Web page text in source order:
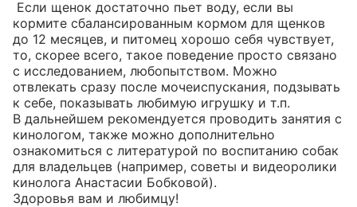
кормите сбалансированным кормом для щенков
до 12 месяцев, и питомец хорошо себя чувствует,
то, скорее всего, такое поведение просто связано
с исследованием, любопытством. Можно
отвлекать сразу после мочеиспускания, подзывать
к себе, показывать любимую игрушку и т.п.
В дальнейшем рекомендуется проводить занятия с
кинологом, также можно дополнительно
ознакомиться с литературой по воспитанию собак
для владельцев (например, советы и видеоролики
кинолога Анастасии Бобковой).
Здоровья вам и любимцу!